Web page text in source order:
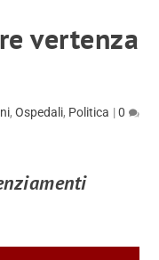
vertenza
,Ospedali, Politica |0